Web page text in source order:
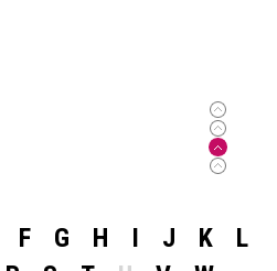
F G H I J K
L